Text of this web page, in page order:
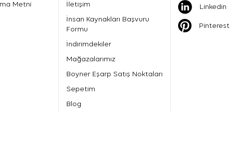
Metni
İletişim
İnsan Kaynakları Başvuru
Formu
İndirimdekiler
Mağazalarımız
Boyner Eşarp Satış Noktaları
Sepetim
Blog
Linkedin
Pinterest